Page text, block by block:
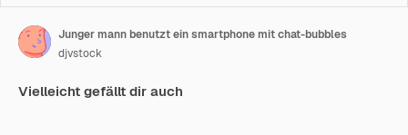
Junger mann benutzt ein smartphone mit chat-bubbles
djvstock
Vielleicht gefällt dir auch